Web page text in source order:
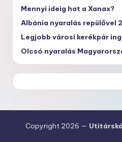
Mennyi ideig hat a Xanax?
Albánia nyaralás repülővel
Legjobb városi kerékpár
Olcsó nyaralás
Copyright 2026 —